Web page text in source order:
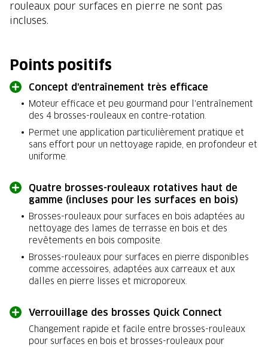
rouleaux pour surfaces en pierre ne sont pas
incluses.
Points positifs
Concept d'entraînement très efficace
Moteur efficace et peu gourmand pour l'entraînement
des 4 brosses-rouleaux en contre-rotation.
Permet une application particulièrement pratique et
sans effort pour un nettoyage rapide, en profondeur et
uniforme.
Quatre brosses-rouleaux rotatives haut de
gamme (incluses pour les surfaces en bois)
Brosses-rouleaux pour surfaces en bois adaptées au
nettoyage des lames de terrasse en bois et des
revêtements en bois composite.
Brosses-rouleaux pour surfaces en pierre disponibles
comme accessoires, adaptées aux carreaux et aux
dalles en pierre lisses et microporeux.
Verrouillage des brosses Quick Connect
Changement rapide et facile entre brosses-rouleaux
pour surfaces en bois et brosses-rouleaux pour